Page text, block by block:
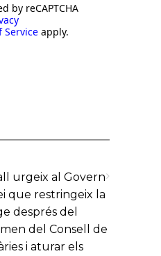
by reCAPTCHA
Service apply.
urgeix al Govern
que restringeix la
després del
del Consell de
i aturar els